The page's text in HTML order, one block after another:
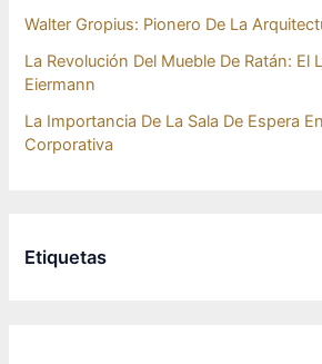
Walter Gropius: Pionero De La
La Revolución Del Mueble De Ratán: El
Eiermann
La Importancia De La Sala De Espera
Corporativa
Etiquetas